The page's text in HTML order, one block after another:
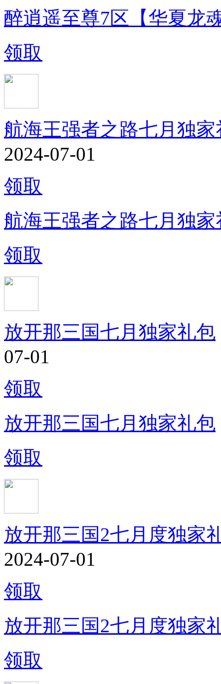
醉逍遥至尊7区【华夏龙
领取
航海王强者之路七月独家
2024-07-01
领取
航海王强者之路七月独家
领取
放开那三国七月独家礼包
07-01
领取
放开那三国七月独家礼包
领取
放开那三国2七月度独家
2024-07-01
领取
放开那三国2七月度独家
领取